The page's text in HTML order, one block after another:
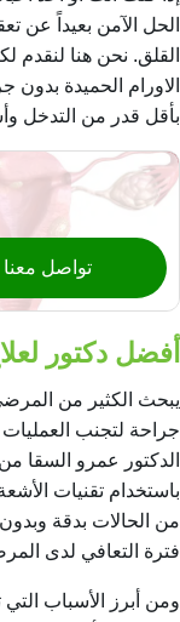
الحل الآمن بعيداً عن
القلق. نحن هنا لنقدم
الاورام الحميدة بدون
بأقل قدر من التدخل
تواصل معنا
أفضل دكتور
يبحث الكثير من
جراحة لتجنب العمليات
الدكتور عمرو السقا
باستخدام تقنيات
من الحالات بدقة
فترة التعافي لدى
ومن أبرز الأسباب